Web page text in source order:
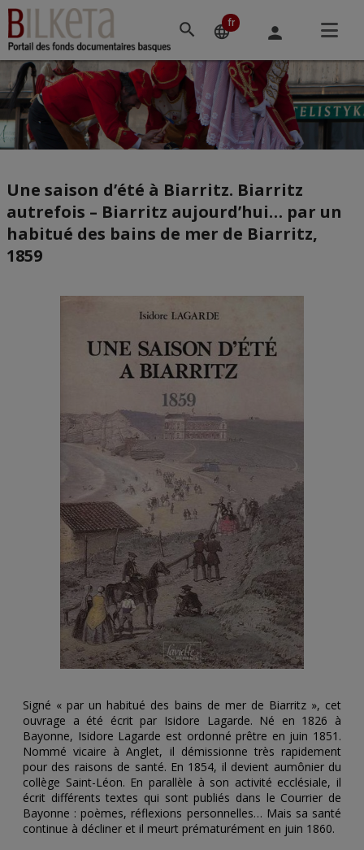
Accéder
au
contenu
principal
language
Changement
langue
fr person
Une saison d’été à Biarritz. Biarritz
autrefois – Biarritz aujourd’hui… par un
habitué des bains de mer de Biarritz,
1859
Signé « par un habitué des bains de mer de Biarritz », cet
ouvrage a été écrit par Isidore Lagarde. Né en 1826 à
Bayonne, Isidore Lagarde est ordonné prêtre en juin 1851.
Nommé vicaire à Anglet, il démissionne très rapidement
pour des raisons de santé. En 1854, il devient aumônier du
collège Saint-Léon. En parallèle à son activité ecclésiale, il
écrit différents textes qui sont publiés dans le Courrier de
Bayonne : poèmes, réflexions personnelles… Mais sa santé
continue à décliner et il meurt prématurément en juin 1860.